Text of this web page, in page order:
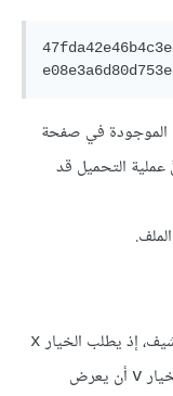
الموجودة في صفحة
عملية التحميل قد
إذ يطلب الخيار x
v أن يعرض